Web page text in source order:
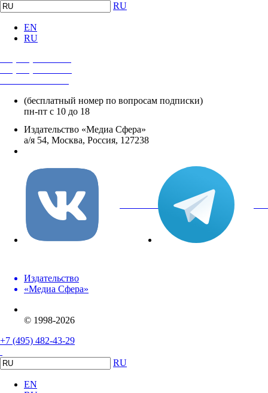
RU
EN
RU
(бесплатный номер по вопросам подписки)
пн-пт с 10 до 18
Издательство «Медиа Сфера»
а/я 54, Москва, Россия, 127238
вКонтакте
Издательство
«Медиа Сфера»
© 1998-2026
+7 (495) 482-43-29
RU
EN